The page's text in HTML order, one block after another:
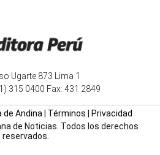
Ugarte 873 Lima 1
315 0400 Fax: 431 2849
de Andina Términos
Privacidad
de Noticias. Todos los derechos
reservados.